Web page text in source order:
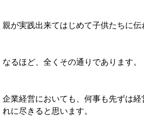
親が実践出来てはじめて子供たちに伝
なるほど、全くその通りであります。
企業経営においても、何事も先ずは
れに尽きると思います。